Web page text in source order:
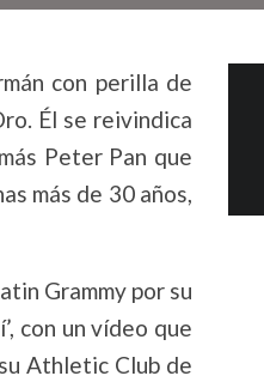
con perilla de
Él se reivindica
Peter Pan que
más de 30 años,
Grammy por su
con un vídeo que
Athletic Club de